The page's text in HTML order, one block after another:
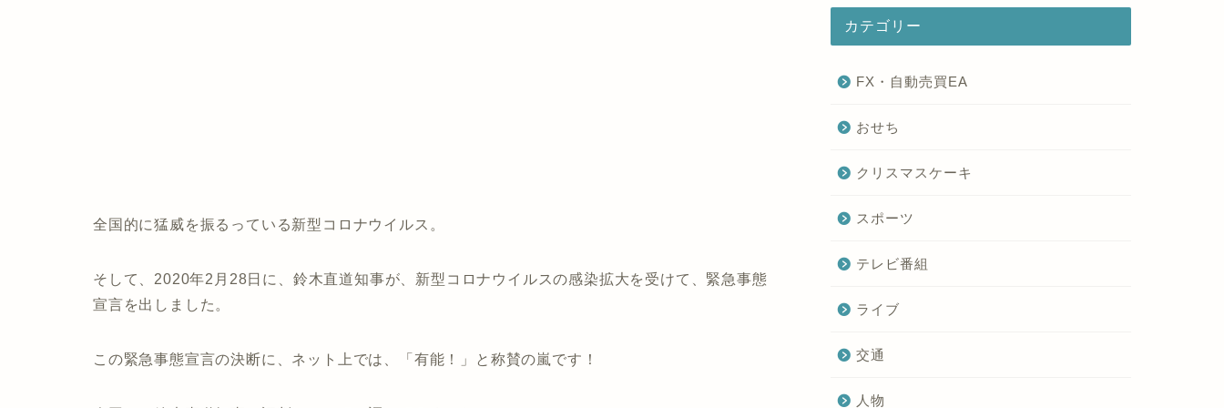
全国的に猛威を振るっている新型コロナウイルス。
そして、2020年2月28日に、鈴木直道知事が、新型コロナウイルスの感染拡大を受けて、緊急事態
宣言を出しました。
この緊急事態宣言の決断に、ネット上では、「有能！」と称賛の嵐です！
カテゴリー
FX・自動売買EA
おせち
クリスマスケーキ
スポーツ
テレビ番組
ライブ
交通
人物